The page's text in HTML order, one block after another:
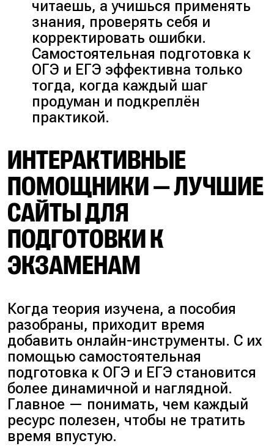
читаешь, а учишься применять
знания, проверять себя и
корректировать ошибки.
Самостоятельная подготовка к
ОГЭ и ЕГЭ эффективна только
тогда, когда каждый шаг
продуман и подкреплён
практикой.
ИНТЕРАКТИВНЫЕ
ПОМОЩНИКИ — ЛУЧШИЕ
САЙТЫ ДЛЯ
ПОДГОТОВКИ К
ЭКЗАМЕНАМ
Когда теория изучена, а пособия
разобраны, приходит время
добавить онлайн-инструменты. С их
помощью самостоятельная
подготовка к ОГЭ и ЕГЭ становится
более динамичной и наглядной.
Главное — понимать, чем каждый
ресурс полезен, чтобы не тратить
время впустую.